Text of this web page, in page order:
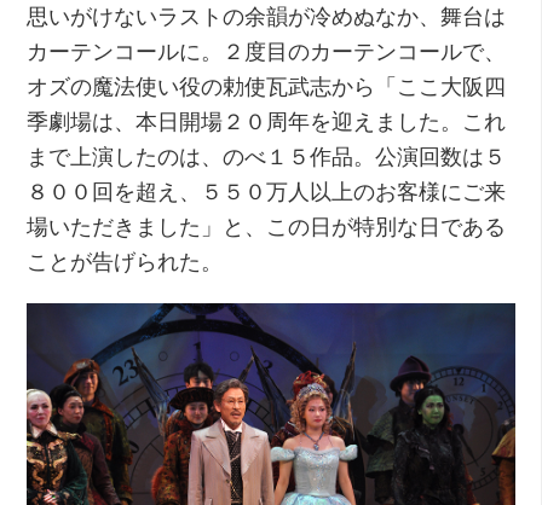
思いがけないラストの余韻が冷めぬなか、舞台は
カーテンコールに。２度目のカーテンコールで、
オズの魔法使い役の勅使瓦武志から「ここ大阪四
季劇場は、本日開場２０周年を迎えました。これ
まで上演したのは、のべ１５作品。公演回数は５
８００回を超え、５５０万人以上のお客様にご来
場いただきました」と、この日が特別な日である
ことが告げられた。